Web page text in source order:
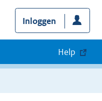
Inloggen
Help